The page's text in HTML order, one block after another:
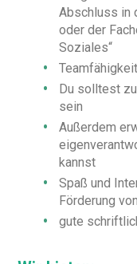
Abschluss in
oder der
Soziales“
Du solltest
sein
Außerdem
kannst
Spaß und
Förderung
gute